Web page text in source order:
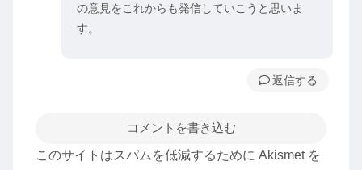
の意見をこれからも発信していこうと思いま
す。
返信
コメントを書き込む
このサイトはスパムを低減するために Akismet を